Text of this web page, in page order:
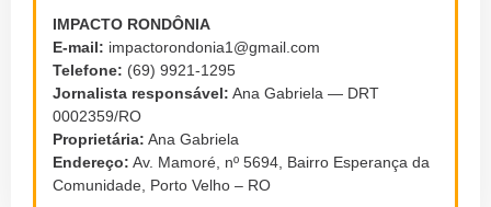
IMPACTO RONDÔNIA
E-mail: impactorondonia1@gmail.com
Telefone: (69) 9921-1295
Jornalista responsável: Ana Gabriela — DRT
0002359/RO
Proprietária: Ana Gabriela
Endereço: Av. Mamoré, nº 5694, Bairro Esperança da
Comunidade, Porto Velho – RO